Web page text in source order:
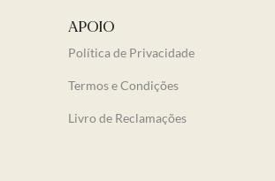
APOIO
Política de Privacidade
Termos e Condições
Livro de Reclamações